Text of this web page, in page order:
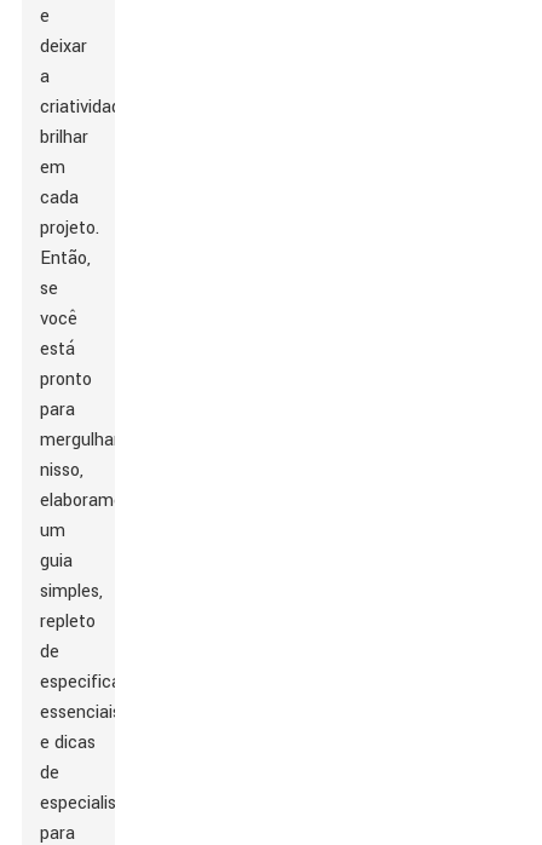
e
deixar
a
criatividade
brilhar
em
cada
projeto.
Então,
se
você
está
pronto
para
mergulhar
nisso,
elaboramos
um
guia
simples,
repleto
de
especificações
essenciais
e dicas
de
especialistas
para